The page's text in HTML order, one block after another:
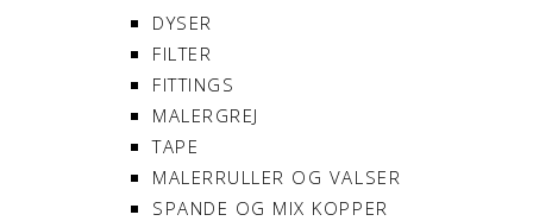
DYSER
FILTER
FITTINGS
MALERGREJ
TAPE
MALERRULLER OG VALSER
SPANDE OG MIX KOPPER